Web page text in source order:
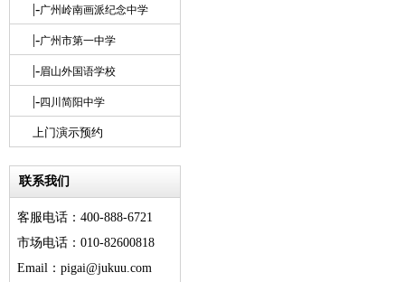
|-广州岭南画派纪念中学
|-广州市第一中学
|-眉山外国语学校
|-四川简阳中学
上门演示预约
联系我们
客服电话：400-888-6721
市场电话：010-82600818
Email：pigai@jukuu.com